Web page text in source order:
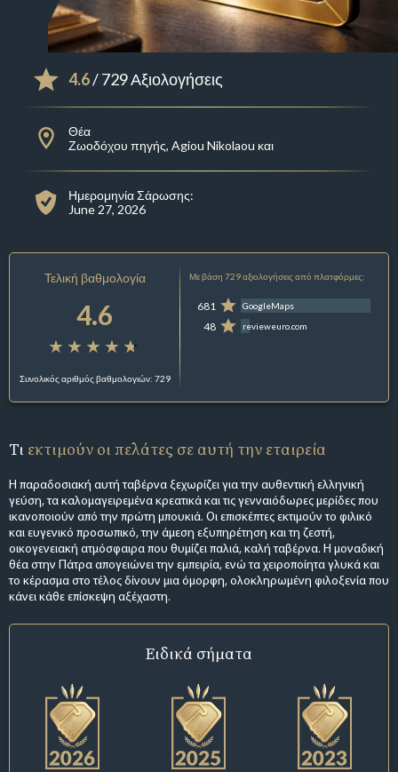
4.6/ 729 Αξιολογήσεις
Θέα
Ζωοδόχου πηγής, Agiou Nikolaou και
Ημερομηνία Σάρωσης:
June 27, 2026
Τελική βαθμολογία
4.6
Συνολικός αριθμός βαθμολογιών: 729
Με βάση 729 αξιολογήσεις από πλατφόρμες:
681 GoogleMaps
48 revieweuro.com
Τι εκτιμούν οι πελάτες σε αυτή την εταιρεία
Η παραδοσιακή αυτή ταβέρνα ξεχωρίζει για την αυθεντική ελληνική
γεύση, τα καλομαγειρεμένα κρεατικά και τις γενναιόδωρες μερίδες που
ικανοποιούν από την πρώτη μπουκιά. Οι επισκέπτες εκτιμούν το φιλικό
και ευγενικό προσωπικό, την άμεση εξυπηρέτηση και τη ζεστή,
οικογενειακή ατμόσφαιρα που θυμίζει παλιά, καλή ταβέρνα. Η μοναδική
θέα στην Πάτρα απογειώνει την εμπειρία, ενώ τα χειροποίητα γλυκά και
το κέρασμα στο τέλος δίνουν μια όμορφη, ολοκληρωμένη φιλοξενία που
κάνει κάθε επίσκεψη αξέχαστη.
Ειδικά σήματα